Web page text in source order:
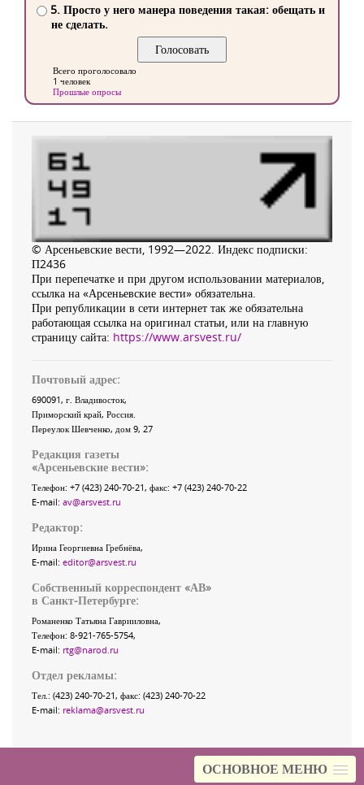
ОСНОВНОЕ МЕНЮ
5. Просто у него манера поведения такая: обещать и
не сделать.
Всего проголосовало
1 человек
Прошлые опросы
© Арсеньевские вести, 1992—2022. Индекс подписки:
П2436
При перепечатке и при другом использовании материалов,
ссылка на «Арсеньевские вести» обязательна.
При републикации в сети интернет так же обязательна
работающая ссылка на оригинал статьи, или на главную
страницу сайта: https://www.arsvest.ru/
Почтовый адрес:
690091, г. Владивосток,
Приморский край, Россия
Переулок Шевченко, дом 9, 27
Редакция газеты
«Арсеньевские вести»:
Телефон: +7 (423) 240-70-21, факс: +7 (423) 240-70-22
E-mail: av@arsvest.ru
Редактор:
Ирина Георгиевна Гребнёва,
E-mail: editor@arsvest.ru
Собственный корреспондент «АВ»
в Санкт-Петербурге:
Романенко Татьяна Гаврииловна,
Телефон: 8-921-765-5754,
E-mail: rtg@narod.ru
Отдел рекламы:
Тел.: (423) 240-70-21, факс: (423) 240-70-22
E-mail: reklama@arsvest.ru